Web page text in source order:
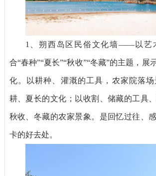
1、朔西岛区民俗文化墙——以艺
合“春种”“夏长”“秋收”“冬藏”的主题，展
化。以耕种、灌溉的工具，农家院落
耕、夏长的文化；以收割、储藏的工具
秋收、冬藏的农家景象。是回忆过往、
卡的好去处。